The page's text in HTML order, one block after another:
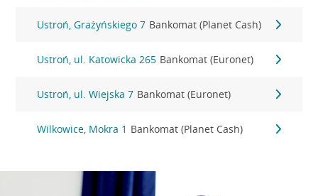
Ustroń, Grażyńskiego 7 Bankomat (Planet Cash)
Ustroń, ul. Katowicka 265 Bankomat (Euronet)
Ustroń, ul. Wiejska 7 Bankomat (Euronet)
Wilkowice, Mokra 1 Bankomat (Planet Cash)